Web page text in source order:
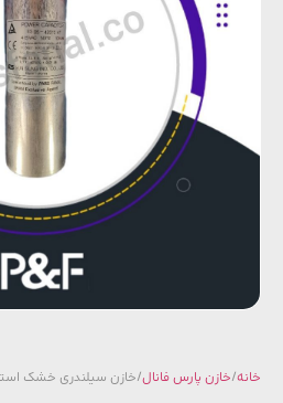
خازن پارس فانال/ خازن سیلندری خشک استوانه ای 10 کیلووار